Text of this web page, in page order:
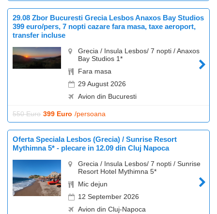
29.08 Zbor Bucuresti Grecia Lesbos Anaxos Bay Studios
399 euro/pers, 7 nopti cazare fara masa, taxe aeroport,
transfer incluse
Grecia / Insula Lesbos/ 7 nopti / Anaxos
Bay Studios 1*
Fara masa
29 August 2026
Avion din Bucuresti
550 Euro 399 Euro /persoana
Oferta Speciala Lesbos (Grecia) / Sunrise Resort
Mythimna 5* - plecare in 12.09 din Cluj Napoca
Grecia / Insula Lesbos/ 7 nopti / Sunrise
Resort Hotel Mythimna 5*
Mic dejun
12 September 2026
Avion din Cluj-Napoca